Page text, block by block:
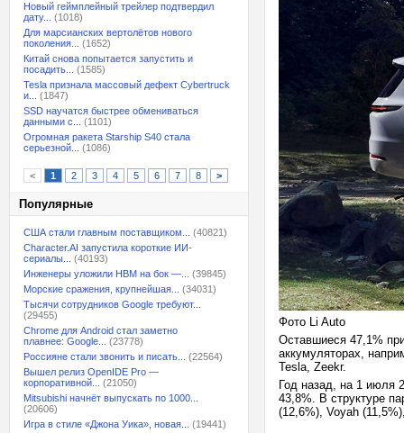
Новый геймплейный трейлер подтвердил
дату...
(1018)
Для марсианских вертолётов нового
поколения...
(1652)
Китай снова попытается запустить и
посадить...
(1585)
Tesla признала массовый дефект Cybertruck
и...
(1847)
SSD научатся быстрее обмениваться
данными с...
(1101)
Огромная ракета Starship S40 стала
серьезной...
(1086)
< 1 2 3 4 5 6 7 8 >
Популярные
США стали главным поставщиком...
(40821)
Character.AI запустила короткие ИИ-
сериалы...
(40193)
Инженеры уложили HBM на бок —...
(39845)
Морские сражения, крупнейшая...
(34031)
Тысячи сотрудников Google требуют...
(29455)
Chrome для Android стал заметно
плавнее: Google...
(23778)
Россияне стали звонить и писать...
(22564)
Вышел релиз OpenIDE Pro —
корпоративной...
(21050)
Mitsubishi начнёт выпускать по 1000...
(20606)
Игра в стиле «Джона Уика», новая...
(19441)
Фото Li Auto
Оставшиеся 47,1%
аккумуляторах,
Tesla, Zeekr.
Год назад, на 1 июля
43,8%. В структуре
(12,6%), Voyah